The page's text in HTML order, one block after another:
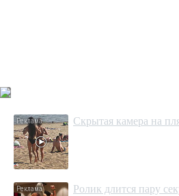
Скрытая камера на
Ролик длится пару